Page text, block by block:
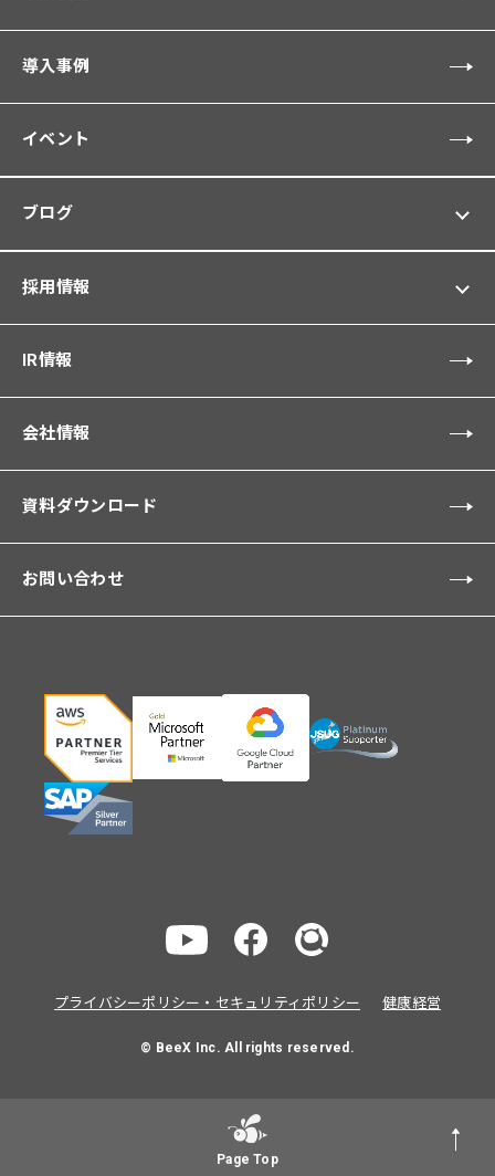
導入事例
イベント
ブログ
採用情報
IR情報
会社情報
資料ダウンロード
お問い合わせ
プライバシーポリシー・セキュリティポリシー 健康経営
© BeeX Inc. All rights reserved.
Page Top